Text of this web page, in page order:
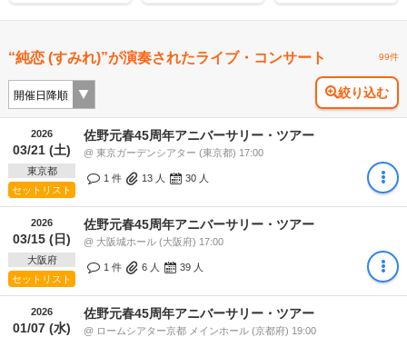
“純恋 (すみれ)”が演奏されたライブ・コンサート 99件
絞り込む
2026
03/21 (土)
東京都
セットリスト
佐野元春45周年アニバーサリー・ツアー
@ 東京ガーデンシアター (東京都) 17:00
1 件 13 人 30 人
2026
03/15 (日)
大阪府
セットリスト
佐野元春45周年アニバーサリー・ツアー
@ 大阪城ホール (大阪府) 17:00
1 件 6 人 39 人
2026
01/07 (水)
佐野元春45周年アニバーサリー・ツアー
@ ロームシアター京都 メインホール (京都府) 19:00